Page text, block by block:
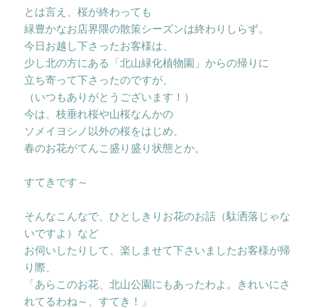
とは言え、桜が終わっても
緑豊かなお店界隈の散策シーズンは終わりしらず。
今日お越し下さったお客様は、
少し北の方にある「北山緑化植物園」からの帰りに
立ち寄って下さったのですが、
（いつもありがとうございます！）
今は、枝垂れ桜や山桜なんかの
ソメイヨシノ以外の桜をはじめ、
春のお花がてんこ盛り盛り状態とか。
すてきです～
そんなこんなで、ひとしきりお花のお話（駄洒落じゃな
いですよ）など
お伺いしたりして、楽しませて下さいましたお客様が帰
り際、
「あらこのお花、北山公園にもあったわよ。きれいにさ
れてるわね～、すてき！」